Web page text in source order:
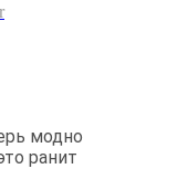
модно
ранит